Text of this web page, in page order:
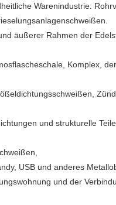
Warenindustrie:
äußerer Rahmen der
Komplex,
und strukturelle
USB und anderes
und der